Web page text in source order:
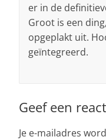
er in de
Groot is een
opgeplakt uit.
geïntegreerd.
Geef een
Je e-mailadres